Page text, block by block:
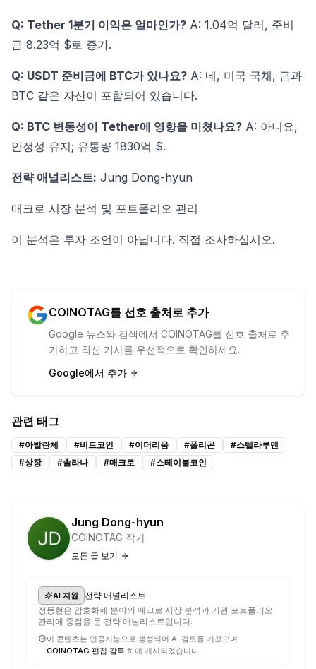
Q: Tether 1분기 이익은 얼마인가? A: 1.04억 달러, 준비
금 8.23억 $로 증가.
Q: USDT 준비금에 BTC가 있나요? A: 네, 미국 국채, 금과
BTC 같은 자산이 포함되어 있습니다.
Q: BTC 변동성이 Tether에 영향을 미쳤나요? A: 아니요,
안정성 유지; 유통량 1830억 $.
전략 애널리스트: Jung Dong-hyun
매크로 시장 분석 및 포트폴리오 관리
이 분석은 투자 조언이 아닙니다. 직접 조사하십시오.
COINOTAG를 선호 출처로 추가
Google 뉴스와 검색에서 COINOTAG를 선호 출처로 추
가하고 최신 기사를 우선적으로 확인하세요.
Google에서 추가
관련 태그
#아발란체 #비트코인 #이더리움 #폴리곤 #스텔라루멘
#상장 #솔라나 #매크로 #스테이블코인
Jung Dong-hyun
COINOTAG 작가
모든 글 보기
AI 지원 전략 애널리스트·
정동현은 암호화폐 분야의 매크로 시장 분석과 기관 포트폴리오
관리에 중점을 둔 전략 애널리스트입니다.
이 콘텐츠는 인공지능으로 생성되어 AI 검토를 거쳤으며
COINOTAG 편집 감독 하에 게시되었습니다.